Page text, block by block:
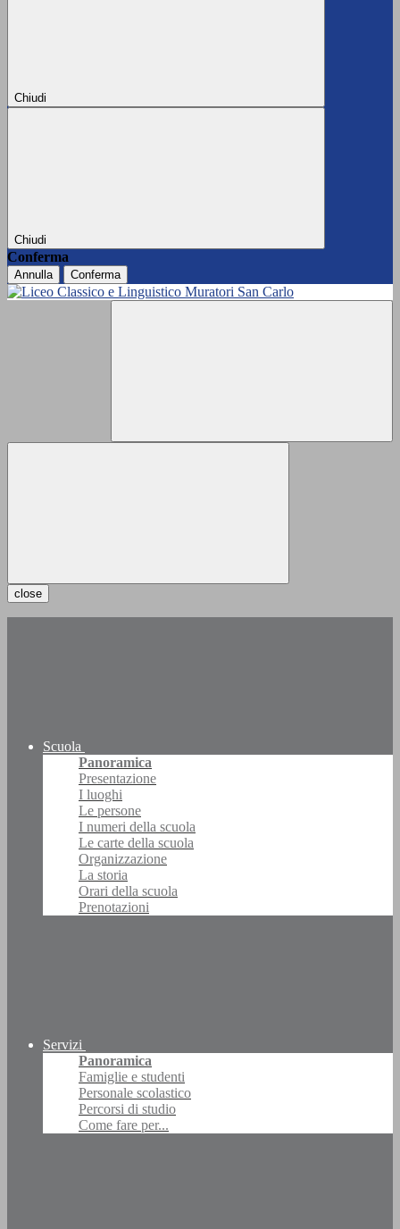
Chiudi
Chiudi
Conferma
Annulla Conferma
close
Scuola
Panoramica
Presentazione
I luoghi
Le persone
I numeri della scuola
Le carte della scuola
Organizzazione
La storia
Orari della scuola
Prenotazioni
Servizi
Panoramica
Famiglie e studenti
Personale scolastico
Percorsi di studio
Come fare per...